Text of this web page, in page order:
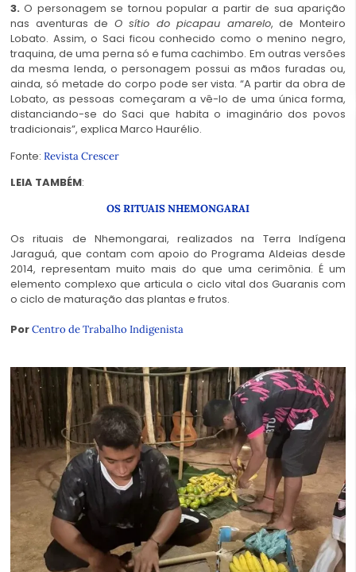
3.O personagem se tornou popular a partir de sua aparição
nas aventuras de O sítio do picapau amarelo, de Monteiro
Lobato. Assim, o Saci ficou conhecido como o menino negro,
traquina, de uma perna só e fuma cachimbo. Em outras versões
da mesma lenda, o personagem possui as mãos furadas ou,
ainda, só metade do corpo pode ser vista. “A partir da obra de
Lobato, as pessoas começaram a vê-lo de uma única forma,
distanciando-se do Saci que habita o imaginário dos povos
tradicionais”, explica Marco Haurélio.
Fonte: Revista Crescer
LEIA TAMBÉM:
OS RITUAIS NHEMONGARAI
Os rituais de Nhemongarai, realizados na Terra Indígena
Jaraguá, que contam com apoio do Programa Aldeias desde
2014, representam muito mais do que uma cerimônia. É um
elemento complexo que articula o ciclo vital dos Guaranis com
o ciclo de maturação das plantas e frutos.
PorCentro de Trabalho Indigenista